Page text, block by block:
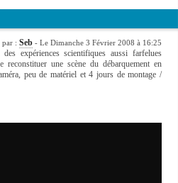
par : Seb - Le Dimanche 3 Février 2008 à 16:25
expériences scientifiques aussi farfelues
une scène du débarquement en
peu de matériel et 4 jours de montage /